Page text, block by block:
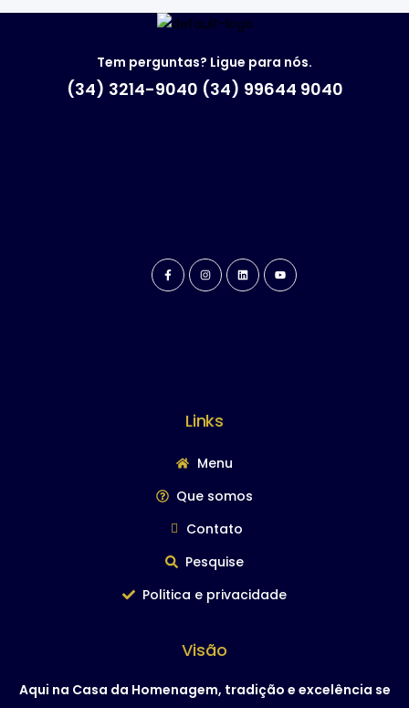
Tem perguntas? Ligue para nós.
(34) 3214-9040 (34) 99644 9040
Links
Menu
Que somos
Contato
Pesquise
Politica e privacidade
Visão
Aqui na Casa da Homenagem, tradição e excelência se